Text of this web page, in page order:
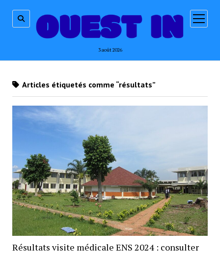
3 août 2026
ouvrir
menu
Articles étiquetés comme “résultats”
Résultats visite médicale ENS 2024 : consulter